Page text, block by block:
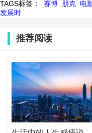
TAGS标签： 赛博 朋克 电
发展时
推荐阅读